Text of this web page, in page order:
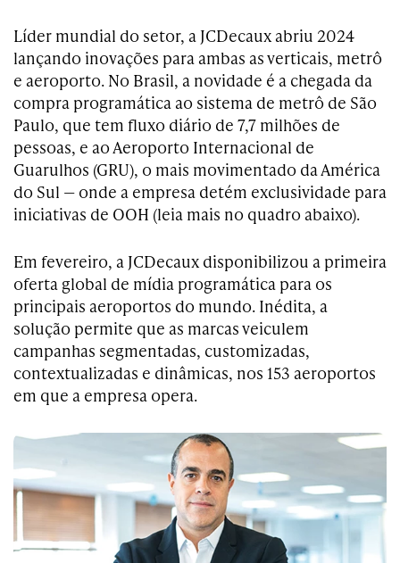
Líder mundial do setor, a JCDecaux abriu 2024
lançando inovações para ambas as verticais, metrô
e aeroporto. No Brasil, a novidade é a chegada da
compra programática ao sistema de metrô de São
Paulo, que tem fluxo diário de 7,7 milhões de
pessoas, e ao Aeroporto Internacional de
Guarulhos (GRU), o mais movimentado da América
do Sul — onde a empresa detém exclusividade para
iniciativas de OOH (leia mais no quadro abaixo).
Em fevereiro, a JCDecaux disponibilizou a primeira
oferta global de mídia programática para os
principais aeroportos do mundo. Inédita, a
solução permite que as marcas veiculem
campanhas segmentadas, customizadas,
contextualizadas e dinâmicas, nos 153 aeroportos
em que a empresa opera.